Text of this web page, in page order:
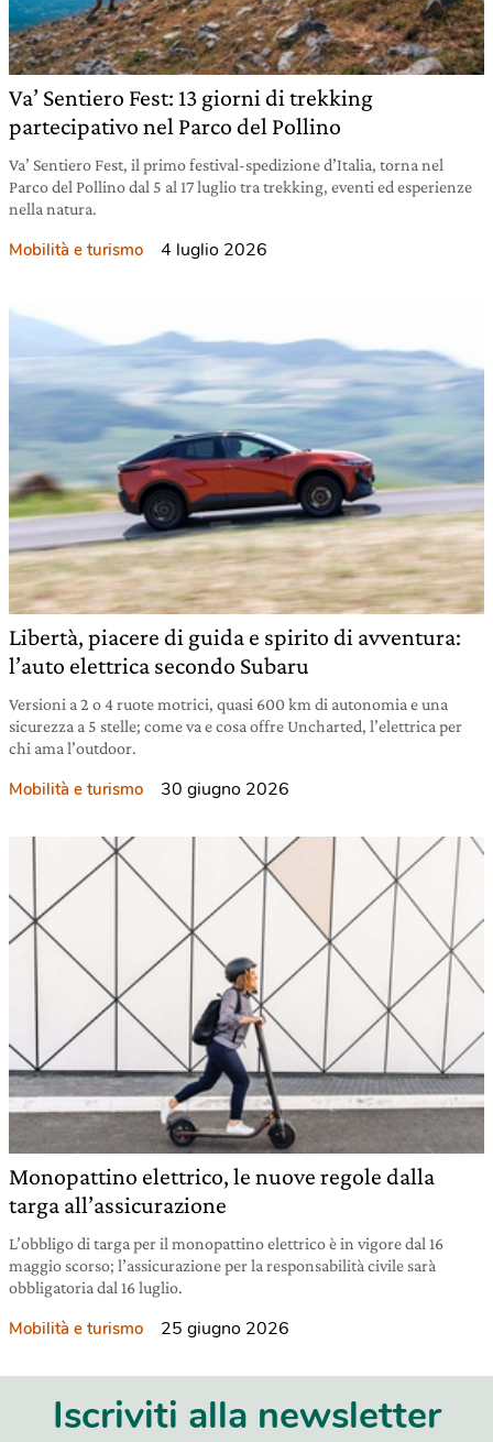
Va’ Sentiero Fest: 13 giorni di trekking
partecipativo nel Parco del Pollino
Va’ Sentiero Fest, il primo festival-spedizione d’Italia, torna nel
Parco del Pollino dal 5 al 17 luglio tra trekking, eventi ed esperienze
nella natura.
Mobilità e turismo 4 luglio 2026
Libertà, piacere di guida e spirito di avventura:
l’auto elettrica secondo Subaru
Versioni a 2 o 4 ruote motrici, quasi 600 km di autonomia e una
sicurezza a 5 stelle; come va e cosa offre Uncharted, l’elettrica per
chi ama l’outdoor.
Mobilità e turismo 30 giugno 2026
Monopattino elettrico, le nuove regole dalla
targa all’assicurazione
L’obbligo di targa per il monopattino elettrico è in vigore dal 16
maggio scorso; l’assicurazione per la responsabilità civile sarà
obbligatoria dal 16 luglio.
Mobilità e turismo 25 giugno 2026
Iscriviti alla newsletter